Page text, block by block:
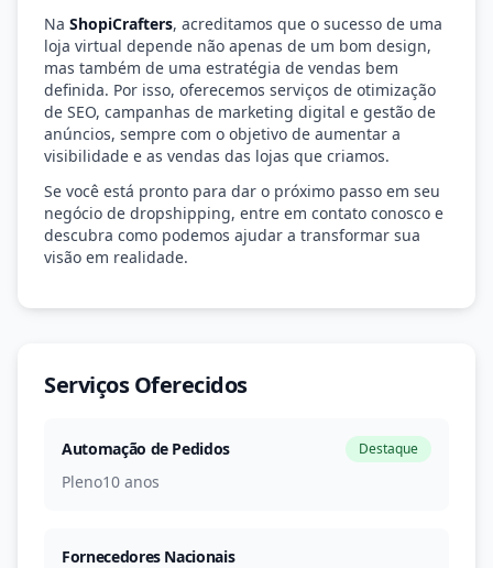
Na ShopiCrafters, acreditamos que o sucesso de uma
loja virtual depende não apenas de um bom design,
mas também de uma estratégia de vendas bem
definida. Por isso, oferecemos serviços de otimização
de SEO, campanhas de marketing digital e gestão de
anúncios, sempre com o objetivo de aumentar a
visibilidade e as vendas das lojas que criamos.
Se você está pronto para dar o próximo passo em seu
negócio de dropshipping, entre em contato conosco e
descubra como podemos ajudar a transformar sua
visão em realidade.
Serviços Oferecidos
Automação de Pedidos Destaque
Pleno10 anos
Fornecedores Nacionais